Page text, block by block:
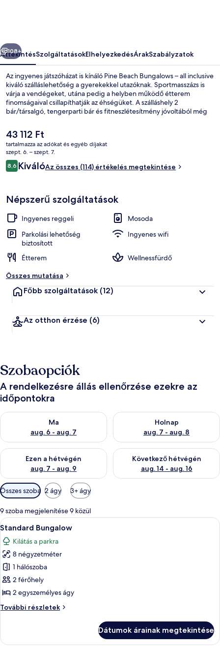
Következő
108+
ÁttekintésSzolgáltatásokElhelyezkedésÁrakSzabályzatok
Az ingyenes játszóházat is kínáló Pine Beach Bungalows – all inclusive
kiváló szálláslehetőség a gyerekekkel utazóknak. Sportmasszázs is
várja a vendégeket, utána pedig a helyben működő étterem
finomságaival csillapíthatják az éhségüket. A szálláshely 2
bár/társalgó, tengerparti bár és fitneszlétesítmény jóvoltából még
jellemzőiről: a szálláshely általános állapota.
A
jelenlegi
ár
43 112 Ft
43 112 Ft
tartalmazza az adókat és egyéb díjakat
szept. 6. – szept. 7.
Értékelések
8,68,6 ennyiből: 10
KiválóAz összes (114) értékelés megtekintése
Népszerű szolgáltatások
Ingyenes reggeli
Mosoda
Parkolási lehetőség
biztosított
Ingyenes wifi
Étterem
Wellnessfürdő
Összes mutatása
Főbb szolgáltatások (12)
Az otthon érzése (6)
Szobaopciók
A rendelkezésre állás ellenőrzése ezekre az
időpontokra
Ma
aug. 6 - aug. 7
A ma esti rendelkezésre állás ellenőrzése: aug. 6 - aug. 7
Holnap
aug. 7 - aug. 8
A holnapi rendelkezésre állás
Ezen a hétvégén
aug. 7 - aug. 9
A mostani hétvégi rendelkezésre állás ellenőrzése: aug. 7 -
Következő hétvégén
aug. 14 - aug. 16
A következő hétvégi
Szobákhoz
rendelkezésre
álló
szűrők
Összes szoba 2 ágy 3+ ágy
9 szoba megjelenítése 9 közül
A
következő
szoba
összes
képének
megtekintése:
Standard
Egy egyszerű, fából készült kunyhó,
9
Standard Bungalow
Kilátás a parkra
8 négyzetméter
1 hálószoba
2 férőhely
2 egyszemélyes ágy
További részletek
Standard
Dátumok árainak megtekintése